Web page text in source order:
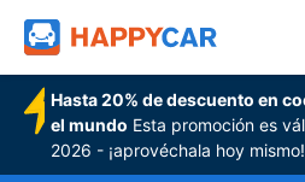
Hasta 20% de descuento en
el mundo Esta promoción es
2026 - ¡aprovéchala hoy mismo!